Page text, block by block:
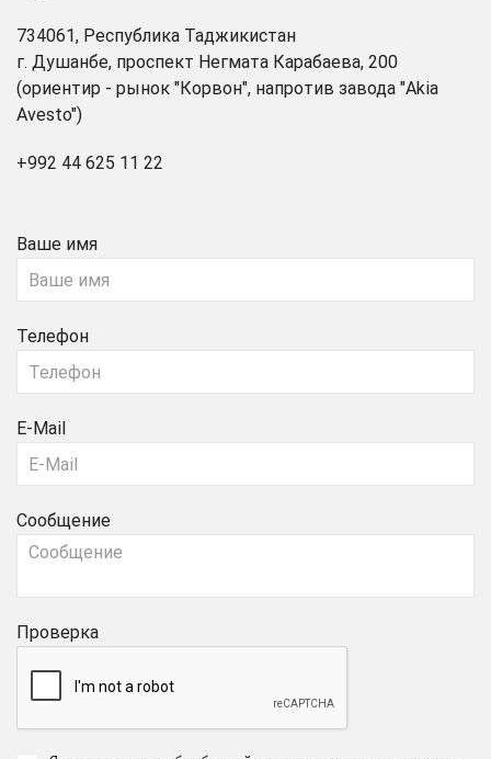
734061, Республика Таджикистан
г. Душанбе, проспект Негмата Карабаева, 200
(ориентир - рынок "Корвон", напротив завода "Akia
Avesto")
+992 44 625 11 22
Ваше имя
Телефон
E-Mail
Сообщение
Проверка